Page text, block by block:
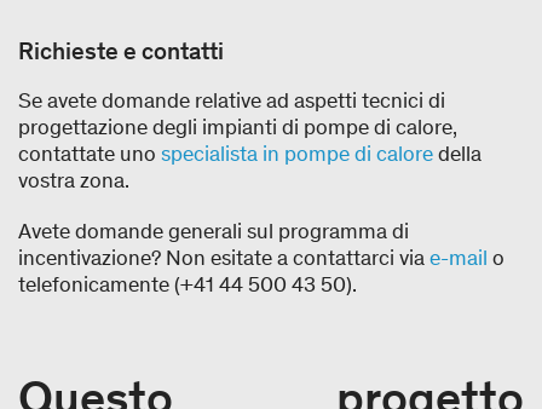
Richieste e contatti
Se avete domande relative ad aspetti tecnici di
progettazione degli impianti di pompe di calore,
contattate uno specialista in pompe di caloredella
vostra zona.
Avete domande generali sul programma di
incentivazione? Non esitate a contattarci viae-mail o
telefonicamente (+41 44 500 43 50).
Questo progetto